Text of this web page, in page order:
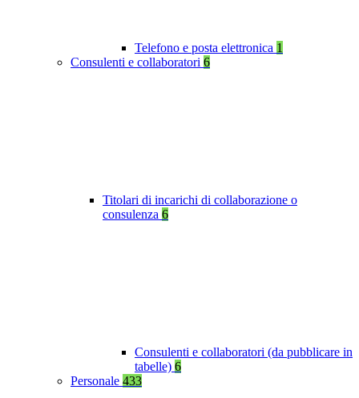
Telefono e posta elettronica 1
Consulenti e collaboratori 6
Titolari di incarichi di collaborazione o
consulenza 6
Consulenti e collaboratori (da pubblicare in
tabelle) 6
Personale 433